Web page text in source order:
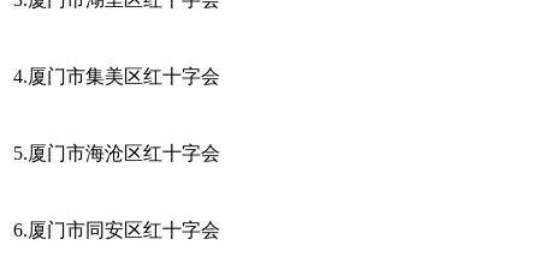
4.厦门市集美区红十字会
5.厦门市海沧区红十字会
6.厦门市同安区红十字会